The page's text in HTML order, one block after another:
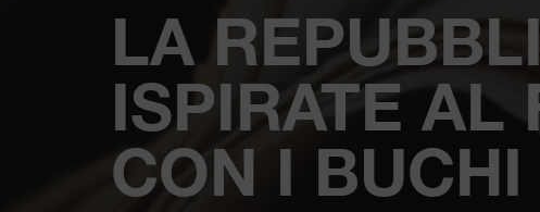
LA
ISPIRATE AL
CON I BUCHI